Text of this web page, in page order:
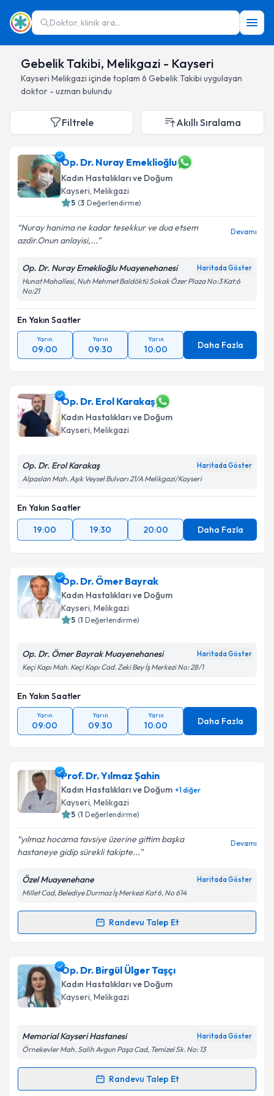
Doktor, klinik ara...
Gebelik Takibi, Melikgazi - Kayseri
Kayseri Melikgazi içinde toplam 6 Gebelik Takibi uygulayan
doktor - uzman bulundu
Filtrele Akıllı Sıralama
Op. Dr. Nuray Emeklioğlu
Kadın Hastalıkları ve Doğum
Kayseri, Melikgazi
5 (3 Değerlendirme)
Nuray hanima ne kadar tesekkur ve dua etsem
azdir.Onun anlayisi,...
Devamı
Op. Dr. Nuray Emeklioğlu Muayenehanesi Haritada Göster
Hunat Mahallesi, Nuh Mehmet Baldöktü Sokak Özer Plaza No:3 Kat:6
No:21
En Yakın Saatler
Yarın
09:00
Yarın
09:30
Yarın
10:00 Daha Fazla
Op. Dr. Erol Karakaş
Kadın Hastalıkları ve Doğum
Kayseri, Melikgazi
Op. Dr. Erol Karakaş Haritada Göster
Alpaslan Mah. Aşık Veysel Bulvarı 21/A Melikgazi/Kayseri
En Yakın Saatler
19:00
19:30 20:00 Daha Fazla
Op. Dr. Ömer Bayrak
Kadın Hastalıkları ve Doğum
Kayseri, Melikgazi
5 (1 Değerlendirme)
Op. Dr. Ömer Bayrak Muayenehanesi Haritada Göster
Keçi Kapı Mah. Keçi Kapı Cad. Zeki Bey İş Merkezi No: 28/1
En Yakın Saatler
Yarın
09:00
Yarın
09:30
Yarın
10:00 Daha Fazla
Prof. Dr. Yılmaz Şahin
Kadın Hastalıkları ve Doğum +1diğer
Kayseri, Melikgazi
5 (1 Değerlendirme)
yılmaz hocama tavsiye üzerine gittim başka
hastaneye gidip sürekli takipte...
Devamı
Özel Muayenehane Haritada Göster
Millet Cad, Belediye Durmaz İş Merkezi Kat 6, No 614
Randevu Talep Et
Randevu Takvimi Talebi
Prof. Dr. Yılmaz Şahiniçin randevu takvimi talebi
oluşturun. Size bu uzmandan randevu almanız için bir
takvim hazırlandığında e-posta ile bilgilendireceğiz.
Kişisel verilerimin işlenmesine ilişkin
Metni'ni okudum ve kişisel verilerimin belirtilen
Op. Dr. Birgül Ülger Taşçı
Kadın Hastalıkları ve Doğum
Kayseri, Melikgazi
Memorial Kayseri Hastanesi Haritada Göster
Örnekevler Mah. Salih Avgun Paşa Cad, Temizel Sk. No: 13
Randevu Talep Et
Randevu Takvimi Talebi